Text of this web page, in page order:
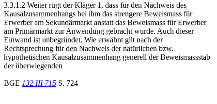
3.3.1.2 Weiter rügt der Kläger 1, dass für den Nachweis des
Kausalzusammenhangs bei ihm das strengere Beweismass für
Erwerber am Sekundärmarkt anstatt das Beweismass für Erwerber
am Primärmarkt zur Anwendung gebracht wurde. Auch dieser
Einwand ist unbegründet. Wie erwähnt gilt nach der
Rechtsprechung für den Nachweis der natürlichen bzw.
hypothetischen Kausalzusammenhang generell der Beweismassstab
der überwiegenden
BGE 132 III 715 S. 724